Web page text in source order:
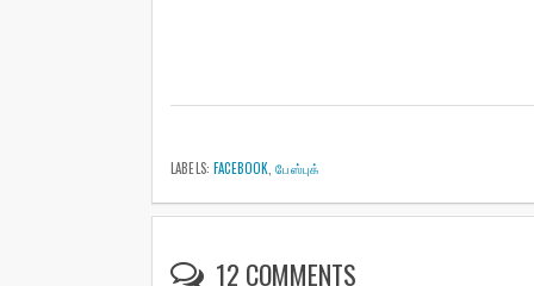
LABELS:FACEBOOK ,பேஸ்புக்
12 COMMENTS